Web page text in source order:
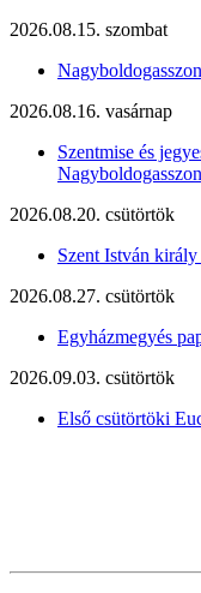
2026.08.15. szombat
2026.08.16. vasárnap
Szentmise és
2026.08.20. csütörtök
Szent István király
2026.08.27. csütörtök
Egyházmegyés
2026.09.03. csütörtök
Első csütörtöki